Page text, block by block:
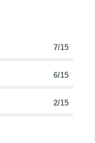
7/15
6/15
2/15